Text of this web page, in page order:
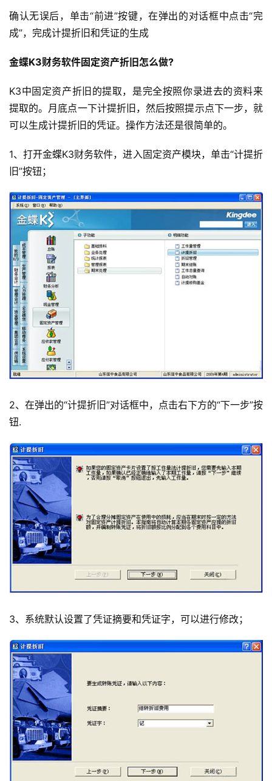
确认无误后，单击“前进”按键，在弹出的对话框中点击“完
成”，完成计提折旧和凭证的生成
金蝶K3财务软件固定资产折旧怎么做?
K3中固定资产折旧的提取，是完全按照你录进去的资料来
提取的。月底点一下计提折旧，然后按照提示点下一步，就
可以生成计提折旧的凭证。操作方法还是很简单的。
1、打开金蝶K3财务软件，进入固定资产模块，单击“计提折
旧”按钮；
2、在弹出的“计提折旧”对话框中，点击右下方的“下一步”按
钮.
3、系统默认设置了凭证摘要和凭证字，可以进行修改；